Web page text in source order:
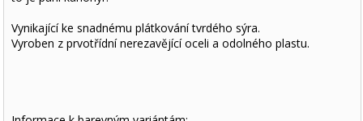
Vynikající ke snadnému plátkování tvrdého sýra.
Vyroben z prvotřídní nerezavějící oceli a odolného plastu.